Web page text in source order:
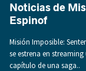
Noticias de
Espinof
Misión Imposible:
se estrena en
capítulo de una saga..